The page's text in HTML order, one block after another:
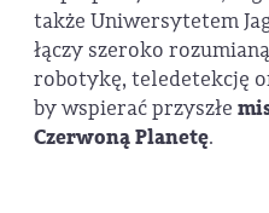
także Uniwersytetem
łączy szeroko
robotykę, teledetekcję
by wspierać przyszłe
Czerwoną Planetę.